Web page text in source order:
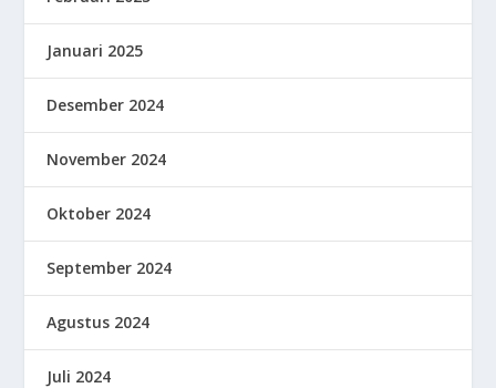
Januari 2025
Desember 2024
November 2024
Oktober 2024
September 2024
Agustus 2024
Juli 2024